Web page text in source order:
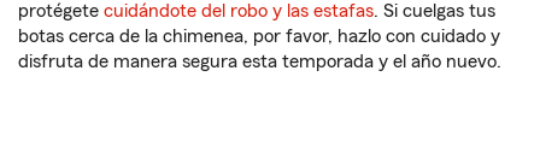
protégete cuidándote del robo y las estafas. Si cuelgas tus
botas cerca de la chimenea, por favor, hazlo con cuidado y
disfruta de manera segura esta temporada y el año nuevo.